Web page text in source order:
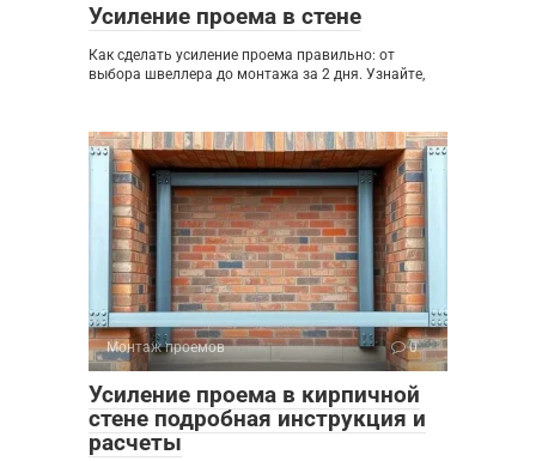
Усиление проема в стене
Как сделать усиление проема правильно: от
выбора швеллера до монтажа за 2 дня. Узнайте,
Монтаж проемов 0
Усиление проема в кирпичной
стене подробная инструкция и
расчеты